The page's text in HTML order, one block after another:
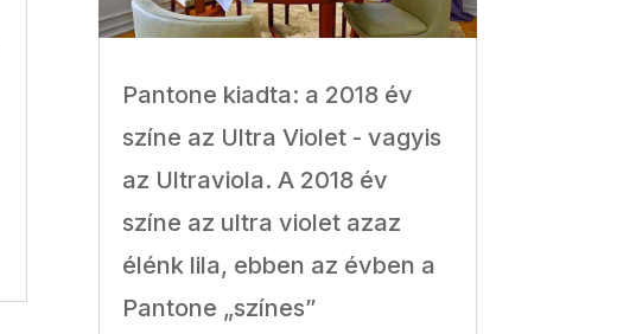
Pantone kiadta: a 2018 év
színe az Ultra Violet - vagyis
az Ultraviola. A 2018 év
színe az ultra violet azaz
élénk lila, ebben az évben a
Pantone „színes”